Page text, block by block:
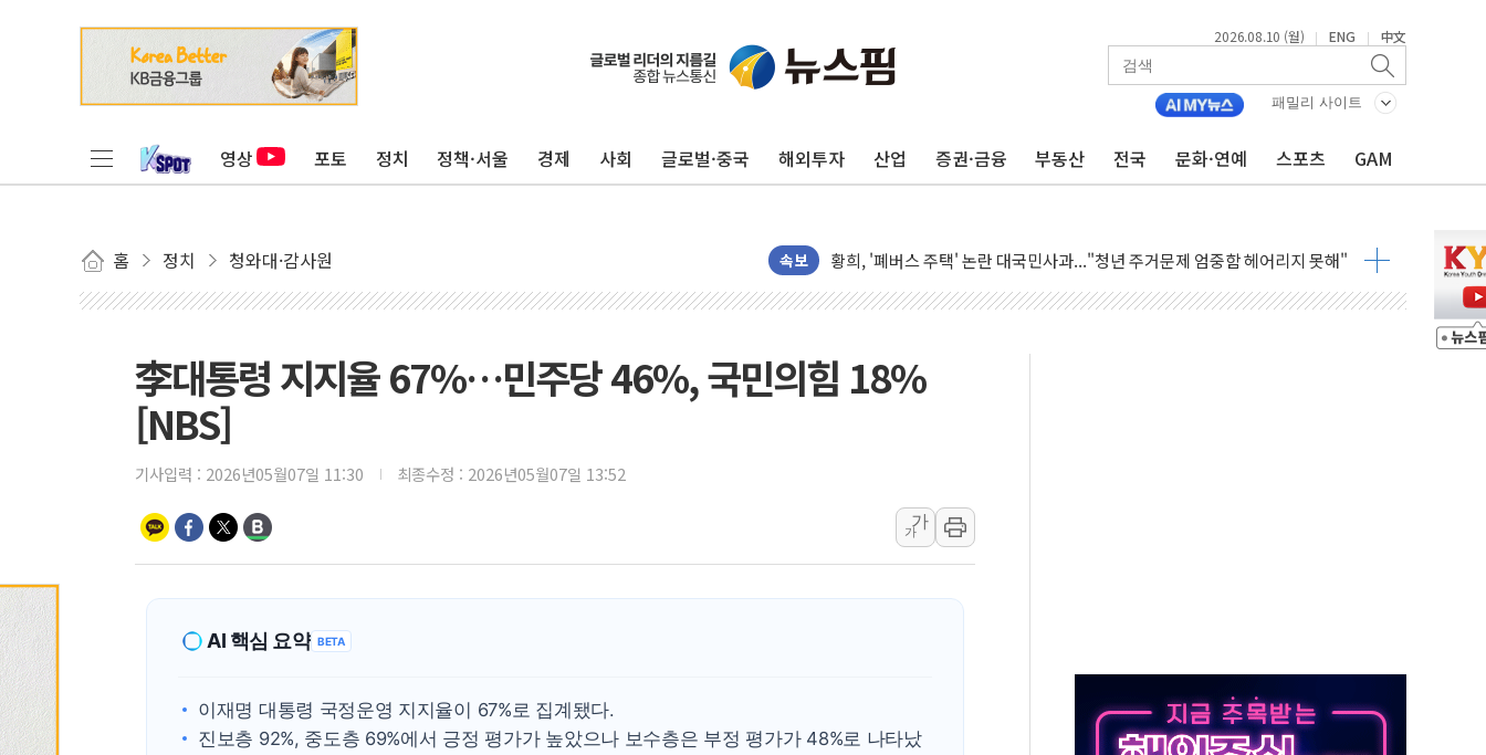
2026.08.10 (월) | ENG | 中文
패밀리 사이트
영상 포토 정치 정책·서울 경제 사회 글로벌·중국 해외투자 산업 증권·금융 부동산 전국 문화·연예 스포츠 GAM
홈 정치 청와대·감사원 속보
흥국생명, 검사·치료·재활 한 번에 보장…통합치료 특약 4종 출시
'반도체 독주' 끝나나…이번 달 非반도체가 더 뛰었다
NH농협카드, VVIP 전용 'the Origins' 출시…무제한 포인트 적립
웰컴저축은행, 전 직원 '1인 1 AI 에이전트' 도입
황희, '폐버스 주택' 논란 대국민사과..."청년 주거문제 엄중함 헤어리지 못해"
해명 기자회견 하는 조성환 조이웍스 전 대표
선관위 국조특위, '재검표 일정' 두고 여야 충돌
대화 나누는 윤상현-서범수
유럽 증시, '싸구려' 꼬리표 떼고 질주…글로벌 자금 몰린다
산속 헤매던 80대 치매 여성…소방드론이 2시간 만에 찾아냈다
李대통령 지지율 67%…민주당 46%, 국민의힘 18%
[NBS]
기사입력 : 2026년05월07일 11:30 최종수정 : 2026년05월07일 13:52
가
가
AI 핵심 요약 BETA
이재명 대통령 국정운영 지지율이 67%로 집계됐다.
진보층 92%, 중도층 69%에서 긍정 평가가 높았으나 보수층은 부정 평가가 48%로 나타났